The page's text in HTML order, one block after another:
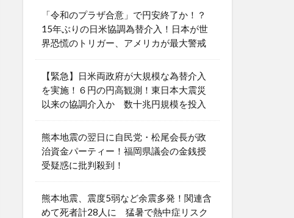
「令和のプラザ合意」で円安終了か！？
15年ぶりの日米協調為替介入！日本が世
界恐慌のトリガー、アメリカが最大警戒
【緊急】日米両政府が大規模な為替介入
を実施！６円の円高観測！東日本大震災
以来の協調介入か 数十兆円規模を投入
熊本地震の翌日に自民党・松尾会長が政
治資金パーティー！福岡県議会の金銭授
受疑惑に批判殺到！
熊本地震、震度5弱など余震多発！関連含
めて死者計28人に 猛暑で熱中症リスク